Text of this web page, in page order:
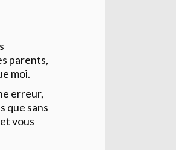
parents,
moi.
erreur,
que sans
vous